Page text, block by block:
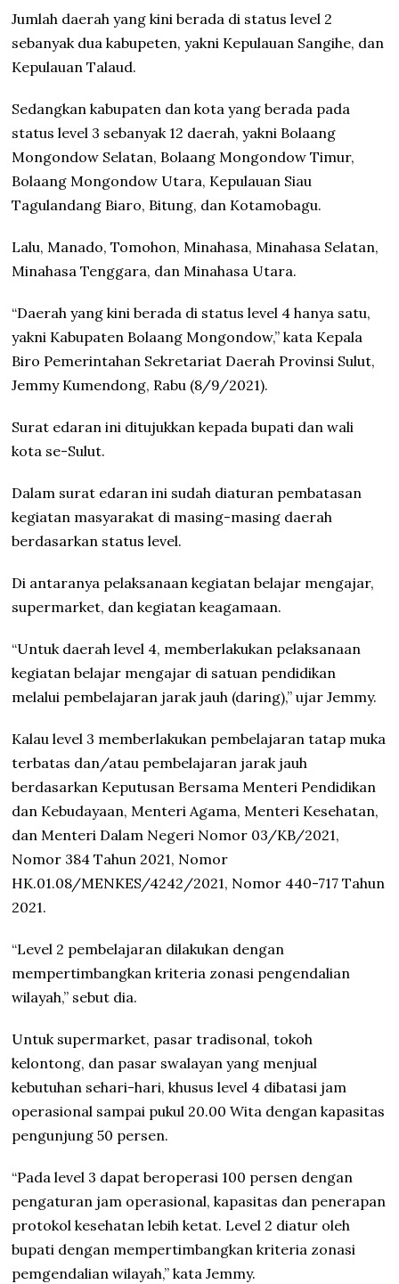
Jumlah daerah yang kini berada di status level 2
sebanyak dua kabupeten, yakni Kepulauan Sangihe, dan
Kepulauan Talaud.
Sedangkan kabupaten dan kota yang berada pada
status level 3 sebanyak 12 daerah, yakni Bolaang
Mongondow Selatan, Bolaang Mongondow Timur,
Bolaang Mongondow Utara, Kepulauan Siau
Tagulandang Biaro, Bitung, dan Kotamobagu.
Lalu, Manado, Tomohon, Minahasa, Minahasa Selatan,
Minahasa Tenggara, dan Minahasa Utara.
“Daerah yang kini berada di status level 4 hanya satu,
yakni Kabupaten Bolaang Mongondow,” kata Kepala
Biro Pemerintahan Sekretariat Daerah Provinsi Sulut,
Jemmy Kumendong, Rabu (8/9/2021).
Surat edaran ini ditujukkan kepada bupati dan wali
kota se-Sulut.
Dalam surat edaran ini sudah diaturan pembatasan
kegiatan masyarakat di masing-masing daerah
berdasarkan status level.
Di antaranya pelaksanaan kegiatan belajar mengajar,
supermarket, dan kegiatan keagamaan.
“Untuk daerah level 4, memberlakukan pelaksanaan
kegiatan belajar mengajar di satuan pendidikan
melalui pembelajaran jarak jauh (daring),” ujar Jemmy.
Kalau level 3 memberlakukan pembelajaran tatap muka
terbatas dan/atau pembelajaran jarak jauh
berdasarkan Keputusan Bersama Menteri Pendidikan
dan Kebudayaan, Menteri Agama, Menteri Kesehatan,
dan Menteri Dalam Negeri Nomor 03/KB/2021,
Nomor 384 Tahun 2021, Nomor
HK.01.08/MENKES/4242/2021, Nomor 440-717 Tahun
2021.
“Level 2 pembelajaran dilakukan dengan
mempertimbangkan kriteria zonasi pengendalian
wilayah,” sebut dia.
Untuk supermarket, pasar tradisonal, tokoh
kelontong, dan pasar swalayan yang menjual
kebutuhan sehari-hari, khusus level 4 dibatasi jam
operasional sampai pukul 20.00 Wita dengan kapasitas
pengunjung 50 persen.
“Pada level 3 dapat beroperasi 100 persen dengan
pengaturan jam operasional, kapasitas dan penerapan
protokol kesehatan lebih ketat. Level 2 diatur oleh
bupati dengan mempertimbangkan kriteria zonasi
pemgendalian wilayah,” kata Jemmy.